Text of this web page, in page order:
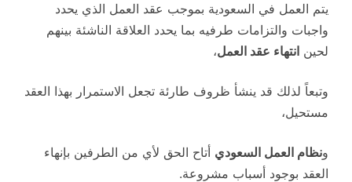
يتم العمل في السعودية بموجب عقد العمل الذي يحدد
واجبات والتزامات طرفيه بما يحدد العلاقة الناشئة بينهم
لحين انتهاء عقد العمل،
وتبعاً لذلك قد ينشأ ظروف طارئة تجعل الاستمرار بهذا العقد
مستحيل،
ونظام العمل السعودي أتاح الحق لأي من الطرفين بإنهاء
العقد بوجود أسباب مشروعة.